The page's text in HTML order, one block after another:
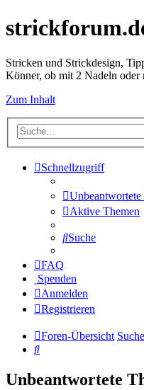
Stricken und Strickdesign,
Könner, ob mit 2 Nadeln oder
Zum Inhalt
Schnellzugriff
Unbeantwortete
Aktive Themen
Suche
FAQ
Spenden
Anmelden
Registrieren
Foren-Übersicht Suche
Suche
Unbeantwortete